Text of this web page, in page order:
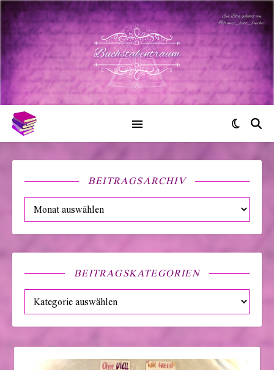
BEITRAGSARCHIV
Beitragsarchiv
BEITRAGSKATEGORIEN
Beitragskategorien